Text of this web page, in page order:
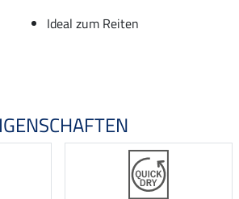
Ideal zum Reiten